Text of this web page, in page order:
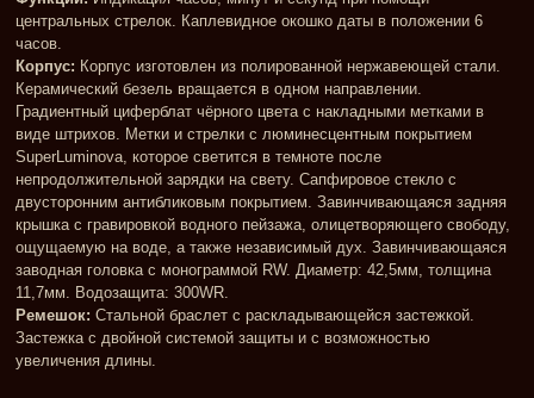
центральных стрелок. Каплевидное окошко даты в положении 6
часов.
Корпус: Корпус изготовлен из полированной нержавеющей стали.
Керамический безель вращается в одном направлении.
Градиентный циферблат чёрного цвета с накладными метками в
виде штрихов. Метки и стрелки с люминесцентным покрытием
SuperLuminova, которое светится в темноте после
непродолжительной зарядки на свету. Сапфировое стекло с
двусторонним антибликовым покрытием. Завинчивающаяся задняя
крышка с гравировкой водного пейзажа, олицетворяющего свободу,
ощущаемую на воде, а также независимый дух. Завинчивающаяся
заводная головка с монограммой RW. Диаметр: 42,5мм, толщина
11,7мм. Водозащита: 300WR.
Ремешок: Стальной браслет с раскладывающейся застежкой.
Застежка с двойной системой защиты и с возможностью
увеличения длины.